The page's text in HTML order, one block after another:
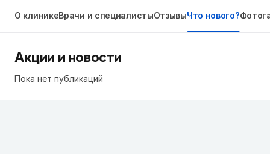
О клиникеВрачи и специалистыОтзывыЧто нового?
Акции и новости
Пока нет публикаций